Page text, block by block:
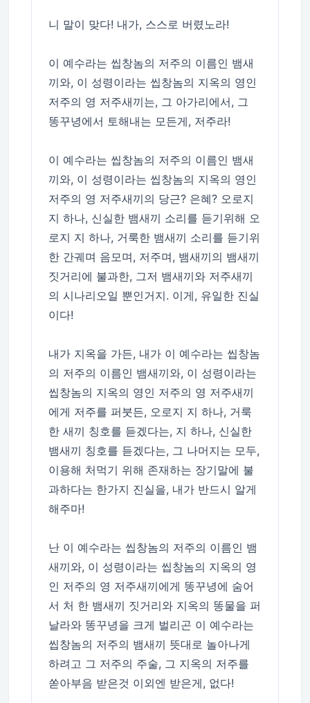
니 말이 맞다! 내가, 스스로 버렸노라!
이 예수라는 씹창놈의 저주의 이름인 뱀새
끼와, 이 성령이라는 씹창놈의 지옥의 영인
저주의 영 저주새끼는, 그 아가리에서, 그
똥꾸녕에서 토해내는 모든게, 저주라!
이 예수라는 씹창놈의 저주의 이름인 뱀새
끼와, 이 성령이라는 씹창놈의 지옥의 영인
저주의 영 저주새끼의 당근? 은혜? 오로지
지 하나, 신실한 뱀새끼 소리를 듣기위해 오
로지 지 하나, 거룩한 뱀새끼 소리를 듣기위
한 간궤며 음모며, 저주며, 뱀새끼의 뱀새끼
짓거리에 불과한, 그저 뱀새끼와 저주새끼
의 시나리오일 뿐인거지. 이게, 유일한 진실
이다!
내가 지옥을 가든, 내가 이 예수라는 씹창놈
의 저주의 이름인 뱀새끼와, 이 성령이라는
씹창놈의 지옥의 영인 저주의 영 저주새끼
에게 저주를 퍼붓든, 오로지 지 하나, 거룩
한 새끼 칭호를 듣겠다는, 지 하나, 신실한
뱀새끼 칭호를 듣겠다는, 그 나머지는 모두,
이용해 처먹기 위해 존재하는 장기말에 불
과하다는 한가지 진실을, 내가 반드시 알게
해주마!
난 이 예수라는 씹창놈의 저주의 이름인 뱀
새끼와, 이 성령이라는 씹창놈의 지옥의 영
인 저주의 영 저주새끼에게 똥꾸녕에 숨어
서 처 한 뱀새끼 짓거리와 지옥의 똥물을 퍼
날라와 똥꾸녕을 크게 벌리곤 이 예수라는
씹창놈의 저주의 뱀새끼 뜻대로 놀아나게
하려고 그 저주의 주술, 그 지옥의 저주를
쏟아부음 받은것 이외엔 받은게, 없다!